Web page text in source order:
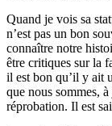
Quand je vois sa
n’est pas un bon
connaître notre
être critiques sur la
il est bon qu’il y ait
que nous sommes,
réprobation. Il est